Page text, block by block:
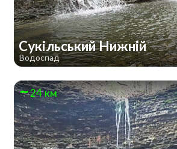
Сукільський Нижній
Водоспад
24 км